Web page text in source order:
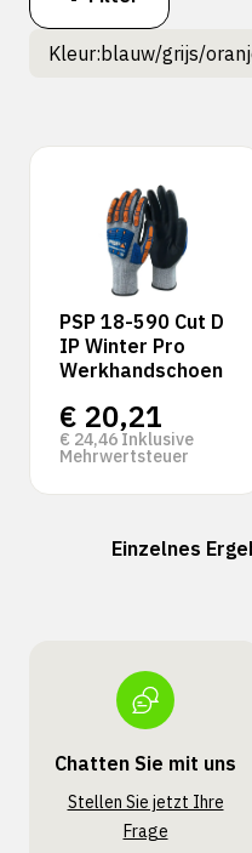
Kleur: blauw/grijs/
PSP 18-590 Cut D
IP Winter Pro
Werkhandschoen
€ 20,21
€ 24,46 Inklusive
Mehrwertsteuer
Einzelnes
Chatten Sie mit uns
Stellen Sie jetzt Ihre
Frage